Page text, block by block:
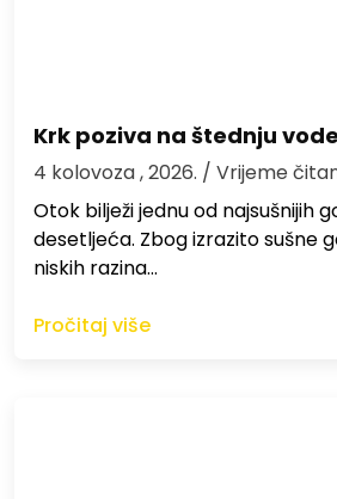
Krk poziva na štednju vode
4 kolovoza , 2026. / Vrijeme
Otok bilježi jednu od najsušnijih
desetljeća. Zbog izrazito sušne
niskih razina…
Pročitaj više